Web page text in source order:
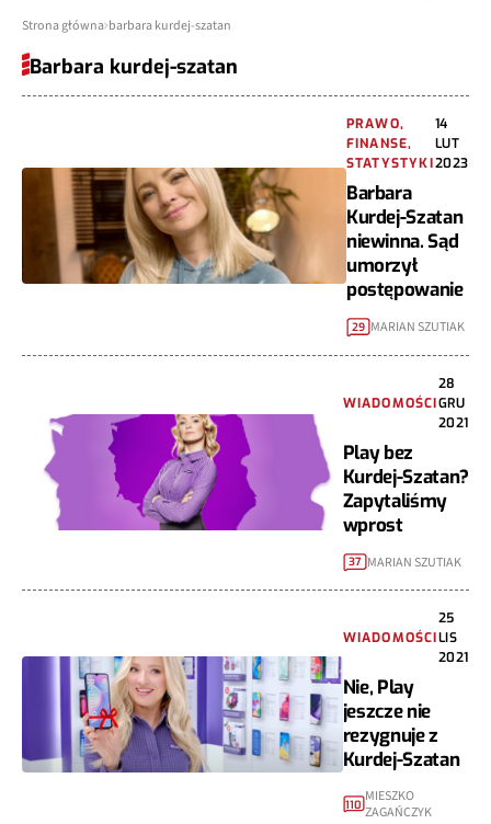
Strona główna barbara kurdej-szatan
Barbara kurdej-szatan
PRAWO,
FINANSE,
STATYSTYKI
14
LUT
2023
Barbara
Kurdej-Szatan
niewinna. Sąd
umorzył
postępowanie
29 MARIAN SZUTIAK
WIADOMOŚCI
28
GRU
2021
Play bez
Kurdej-Szatan?
Zapytaliśmy
wprost
37 MARIAN SZUTIAK
WIADOMOŚCI
25
LIS
2021
Nie, Play
jeszcze nie
rezygnuje z
Kurdej-Szatan
110 MIESZKO
ZAGAŃCZYK